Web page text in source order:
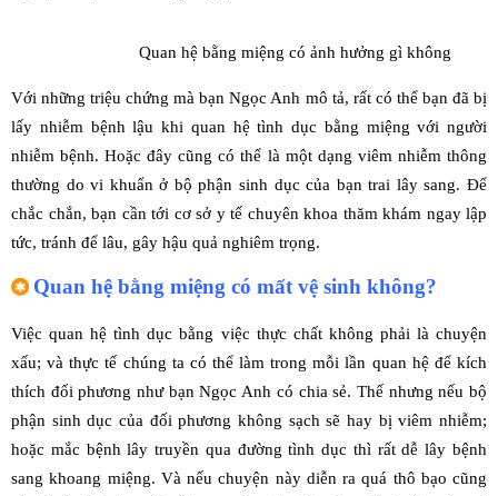
Quan hệ bằng miệng có ảnh hưởng gì không
Với những triệu chứng mà bạn Ngọc Anh mô tả, rất có thể bạn đã bị
lấy nhiễm bệnh lậu khi quan hệ tình dục bằng miệng với người
nhiễm bệnh. Hoặc đây cũng có thể là một dạng viêm nhiễm thông
thường do vi khuẩn ở bộ phận sinh dục của bạn trai lây sang. Để
chắc chắn, bạn cần tới cơ sở y tế chuyên khoa thăm khám ngay lập
tức, tránh để lâu, gây hậu quả nghiêm trọng.
Quan hệ bằng miệng có mất vệ sinh không?
Việc quan hệ tình dục bằng việc thực chất không phải là chuyện
xấu; và thực tế chúng ta có thể làm trong mỗi lần quan hệ để kích
thích đối phương như bạn Ngọc Anh có chia sẻ. Thế nhưng nếu bộ
phận sinh dục của đối phương không sạch sẽ hay bị viêm nhiễm;
hoặc mắc bệnh lây truyền qua đường tình dục thì rất dễ lây bệnh
sang khoang miệng. Và nếu chuyện này diễn ra quá thô bạo cũng